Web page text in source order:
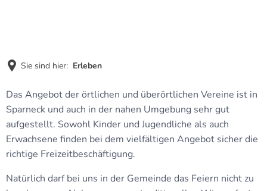
Sie sind hier: Erleben
Erleben
Das Angebot der örtlichen und überörtlichen Vereine ist in
Sparneck und auch in der nahen Umgebung sehr gut
aufgestellt. Sowohl Kinder und Jugendliche als auch
Erwachsene finden bei dem vielfältigen Angebot sicher die
richtige Freizeitbeschäftigung.
Natürlich darf bei uns in der Gemeinde das Feiern nicht zu